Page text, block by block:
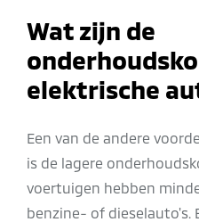
Wat zijn de
elektrische
Een van de andere
is de lagere
voertuigen hebben
benzine- of dieselauto's.